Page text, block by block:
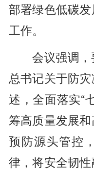
部署绿色低碳
工作。
会议强调
总书记关于防
述，全面落实“
筹高质量发展
预防源头管控
律，将安全韧